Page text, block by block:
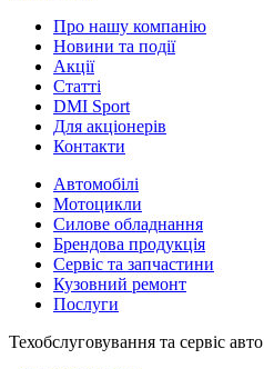
Про нашу компанію
Новини та події
Акції
Статті
DMI Sport
Для акціонерів
Контакти
Автомобілі
Мотоцикли
Силове обладнання
Брендова продукція
Сервіс та запчастини
Кузовний ремонт
Послуги
Техобслуговування та сервіс авто